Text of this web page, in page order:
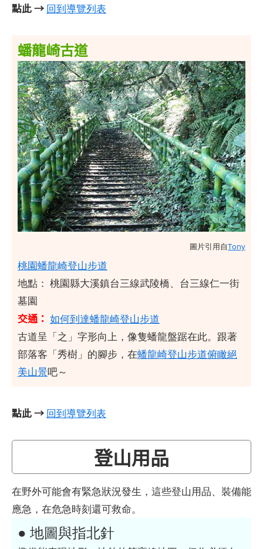
點此 → 回到導覽列表
蟠龍崎古道
圖片引用自Tony
桃園蟠龍崎登山步道
地點： 桃園縣大溪鎮台三線武陵橋、台三線仁一街
墓園
交通： 如何到達蟠龍崎登山步道
古道呈「之」字形向上，像隻蟠龍盤踞在此。跟著
部落客「秀樹」的腳步，在蟠龍崎登山步道俯瞰絕
美山景吧～
點此 → 回到導覽列表
登山用品
在野外可能會有緊急狀況發生，這些登山用品、裝備能
應急，在危急時刻還可救命。
● 地圖與指北針